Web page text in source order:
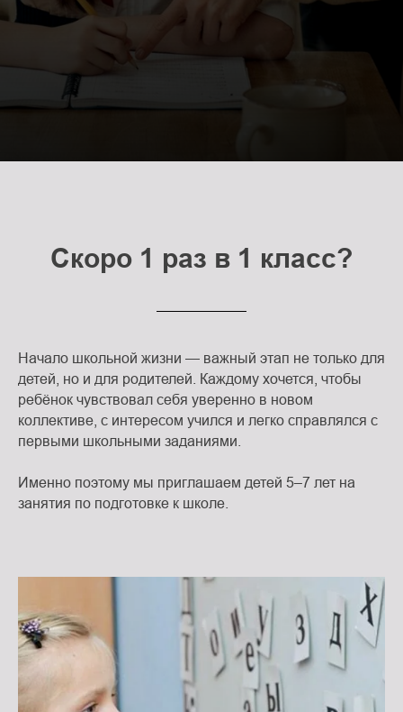
Генерала Смирнова \ 4
ОПЛАТА Студия "Лепим+"
Радиоэлектроника
Скоро 1 раз в 1 класс?
Начало школьной жизни — важный этап не только для
детей, но и для родителей. Каждому хочется, чтобы
ребёнок чувствовал себя уверенно в новом
коллективе, с интересом учился и легко справлялся с
первыми школьными заданиями.
Именно поэтому мы приглашаем детей 5–7 лет на
занятия по подготовке к школе.